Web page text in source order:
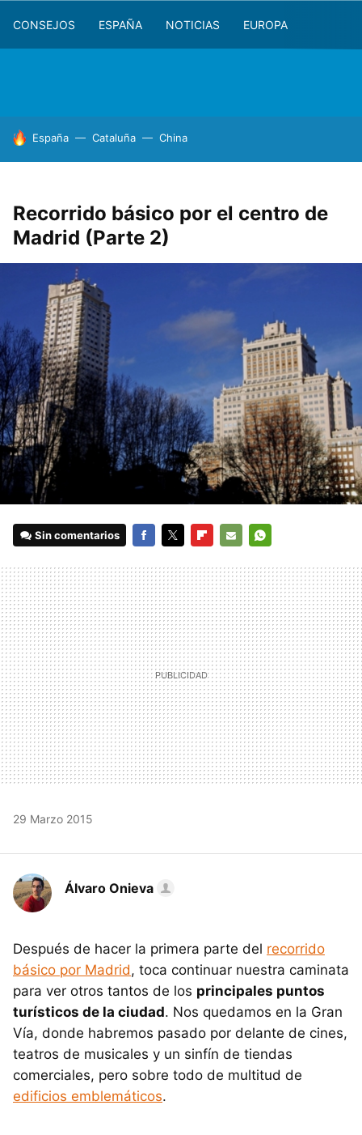
CONSEJOS ESPAÑA NOTICIAS EUROPA
HOY SE HABLA DE
España Cataluña China
Recorrido básico por el centro de
Madrid (Parte 2)
Sin comentarios
MAIL
29 Marzo 2015
Álvaro Onieva
Después de hacer la primera parte del recorrido
básico por Madrid, toca continuar nuestra caminata
para ver otros tantos de los principales puntos
turísticos de la ciudad. Nos quedamos en la Gran
Vía, donde habremos pasado por delante de cines,
teatros de musicales y un sinfín de tiendas
comerciales, pero sobre todo de multitud de
edificios emblemáticos.